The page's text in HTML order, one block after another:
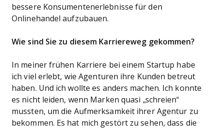
bessere Konsumentenerlebnisse für den
Onlinehandel aufzubauen.
Wie sind Sie zu diesem Karriereweg gekommen?
In meiner frühen Karriere bei einem Startup habe
ich viel erlebt, wie Agenturen ihre Kunden betreut
haben. Und ich wollte es anders machen. Ich konnte
es nicht leiden, wenn Marken quasi „schreien“
mussten, um die Aufmerksamkeit ihrer Agentur zu
bekommen. Es hat mich gestört zu sehen, dass die